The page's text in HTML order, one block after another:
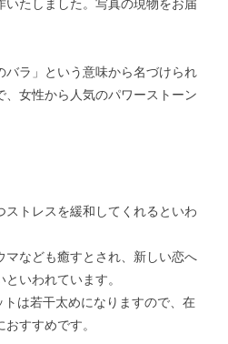
いたしました。写真の現物をお届
バラ」という意味から名づけられ
、女性から人気のパワーストーン
ストレスを緩和してくれるといわ
マなども癒すとされ、新しい恋へ
いわれています。
は若干太めになりますので、在
すすめです。